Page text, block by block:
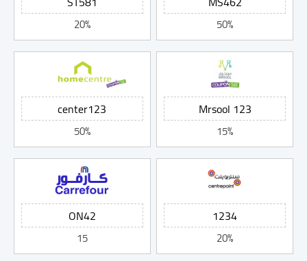
50%
20%
15%
50%
20%
15